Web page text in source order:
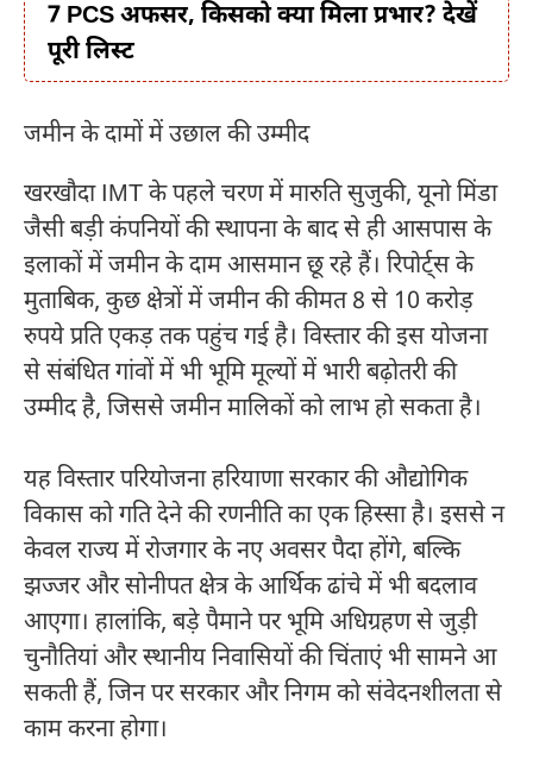
7 PCS अफसर, किसको क्या मिला प्रभार? देखें
पूरी लिस्ट
जमीन के दामों में उछाल की उम्मीद
खरखौदा IMT के पहले चरण में मारुति सुजुकी, यूनो मिंडा
जैसी बड़ी कंपनियों की स्थापना के बाद से ही आसपास के
इलाकों में जमीन के दाम आसमान छू रहे हैं। रिपोर्ट्स के
मुताबिक, कुछ क्षेत्रों में जमीन की कीमत 8 से 10 करोड़
रुपये प्रति एकड़ तक पहुंच गई है। विस्तार की इस योजना
से संबंधित गांवों में भी भूमि मूल्यों में भारी बढ़ोतरी की
उम्मीद है, जिससे जमीन मालिकों को लाभ हो सकता है।
यह विस्तार परियोजना हरियाणा सरकार की औद्योगिक
विकास को गति देने की रणनीति का एक हिस्सा है। इससे न
केवल राज्य में रोजगार के नए अवसर पैदा होंगे, बल्कि
झज्जर और सोनीपत क्षेत्र के आर्थिक ढांचे में भी बदलाव
आएगा। हालांकि, बड़े पैमाने पर भूमि अधिग्रहण से जुड़ी
चुनौतियां और स्थानीय निवासियों की चिंताएं भी सामने आ
सकती हैं, जिन पर सरकार और निगम को संवेदनशीलता से
काम करना होगा।